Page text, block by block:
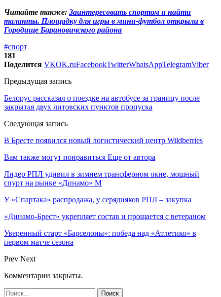
Читайте также: Заинтересовать спортом и найти
таланты. Площадку для игры в мини-футбол открыли в
Городище Барановичского района
#спорт
181
Поделится VKOK.ruFacebookTwitterWhatsAppTelegramViber
Предыдущая запись
Белорус рассказал о поездке на автобусе за границу после
закрытая двух литовских пунктов пропуска
Следующая запись
В Бресте появился новый логистический центр Wildberries
Вам также могут понравиться Еще от автора
Лидер РПЛ удивил в зимнем трансферном окне, мощный
спурт на рынке «Динамо» М
У «Спартака» распродажа, у серядняков РПЛ – закупка
«Динамо-Брест» укрепляет состав и прощается с ветераном
Уверенный старт «Барселоны»: победа над «Атлетико» в
первом матче сезона
Prev Next
Комментарии закрыты.